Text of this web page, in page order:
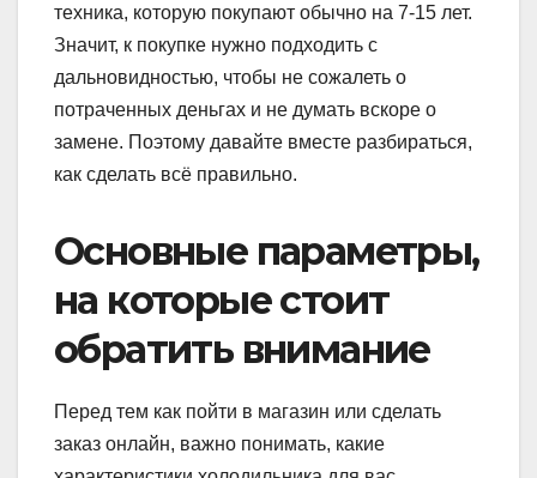
техника, которую покупают обычно на 7-15 лет.
Значит, к покупке нужно подходить с
дальновидностью, чтобы не сожалеть о
потраченных деньгах и не думать вскоре о
замене. Поэтому давайте вместе разбираться,
как сделать всё правильно.
Основные параметры,
на которые стоит
обратить внимание
Перед тем как пойти в магазин или сделать
заказ онлайн, важно понимать, какие